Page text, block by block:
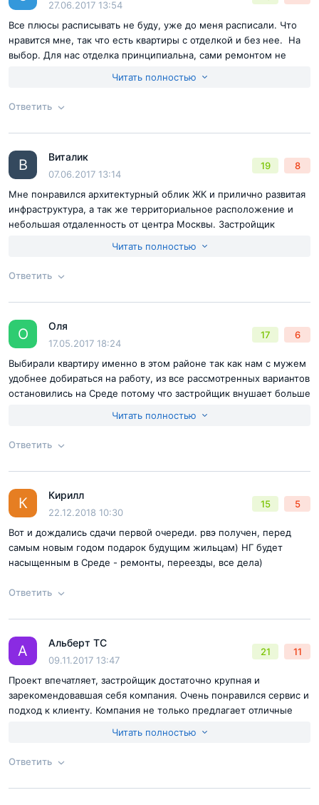
Комплекс и его наполнение
«Sreda» обладает впечатляющей территорией в 7,5 га.
Её благоустройство производится по концепции
международного архитектурного бюро «GILLESPIES»,
которое разработало масштабный ландшафтный дизайн-
проект.
Застройщик утверждает, что на
территории сохранены полувековые
липы и каштаны, а очевидцы говорят,
что в настоящее время высаживаются
новые деревья.
Если всё так – это здорово: со временем просто
котором весной будут цвести вишни и сирень, а
летом благоухать цветники.
Как водится в современном столичном комфорт-классе,
без машин, зато с крытыми и открытыми детскими
вымощенными плиткой дорожками.
Согласен справилами публикациина сайте
Отправить комментарий
27.06.2017 13:54
Все плюсы расписывать не буду, уже до меня расписали. Что
нравится мне, так что есть квартиры с отделкой и без нее. На
выбор. Для нас отделка принципиальна, сами ремонтом не
б2 пока вышли с нормальными ценами.
Читать полностью
Ответить
Ответ на отзыв
Согласен справилами публикациина сайте
Отправить комментарий
В Виталик
07.06.2017 13:14
19 8
Мне понравился архитектурный облик ЖК и прилично развитая
инфраструктура, а так же территориальное расположение и
небольшая отдаленность от центра Москвы. Застройщик
Читать полностью
Ответить
Ответ на отзыв
Согласен справилами публикациина сайте
Отправить комментарий
О Оля
17.05.2017 18:24
17 6
Выбирали квартиру именно в этом районе так как нам с мужем
удобнее добираться на работу, из все рассмотренных вариантов
остановились на Среде потому что застройщик внушает больше
ну сам проект более симпатичен
Читать полностью
Ответить
Ответ на отзыв
Согласен справилами публикации
Отправить комментарий
К Кирилл
22.12.2018 10:30
15 5
Вот и дождались сдачи первой очереди. рвэ получен, перед
самым новым годом подарок будущим жильцам) НГ будет
насыщенным в Среде - ремонты, переезды, все дела)
Ответить
Ответ на отзыв
Согласен справилами публикациина сайте
А Альберт ТС
09.11.2017 13:47
21 11
Проект впечатляет, застройщик достаточно крупная и
зарекомендовавшая себя компания. Очень понравился сервис и
подход к клиенту. Компания не только предлагает отличные
но приятно. Решающим фактором в пользу Среды стал низкий
ипотечный кредит и дополнительная скидка на квартиру.
Читать полностью
Ответить